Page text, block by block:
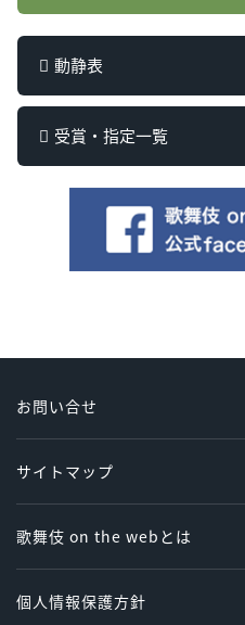
動静表
受賞・指定一覧
お問い合せ
サイトマップ
歌舞伎 on the webとは
個人情報保護方針